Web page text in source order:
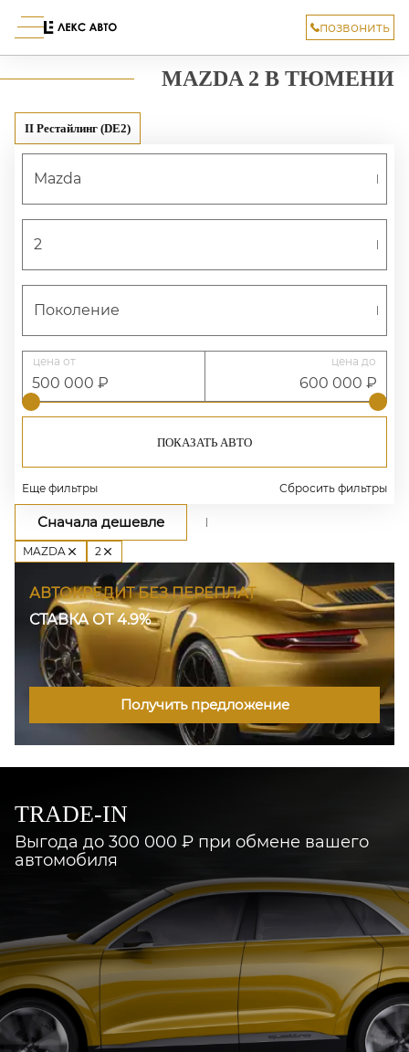
позвонить
MAZDA 2 В ТЮМЕНИ
II Рестайлинг (DE2)
Mazda
2
Поколение
ПОКАЗАТЬ АВТО
Еще фильтры Сбросить фильтры
Сначала дешевле
MAZDA 2
АВТОКРЕДИТ БЕЗ ПЕРЕПЛАТ
СТАВКА ОТ 4.9%
Получить предложение
TRADE-IN
Выгода до 300 000 ₽ при обмене вашего
автомобиля